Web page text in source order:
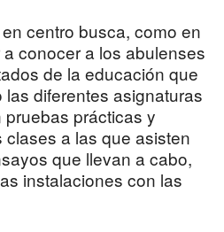
centro busca, como en
conocer a los abulenses
de la educación que
diferentes asignaturas
prácticas y
a las que asisten
que llevan a cabo,
instalaciones con las